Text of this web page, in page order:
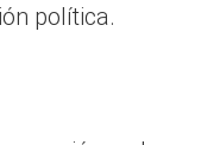
política.